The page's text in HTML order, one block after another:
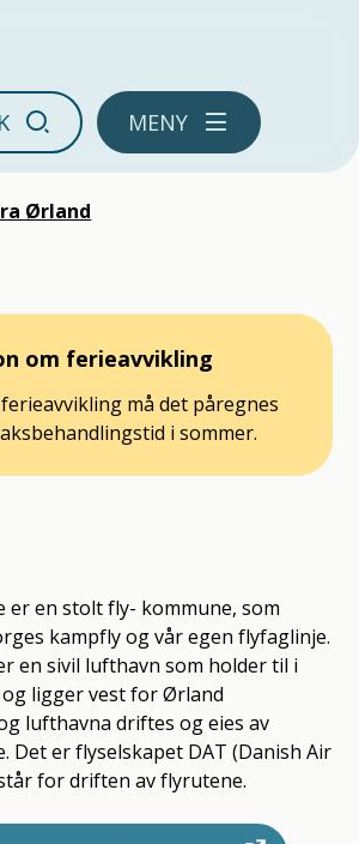
MENY
Ørland
om ferieavvikling
må det påregnes
i sommer.
er en stolt fly- kommune, som
kampfly og vår egen flyfaglinje.
en sivil lufthavn som holder til i
ligger vest for Ørland
lufthavna driftes og eies av
Det er flyselskapet DAT (Danish Air
for driften av flyrutene.